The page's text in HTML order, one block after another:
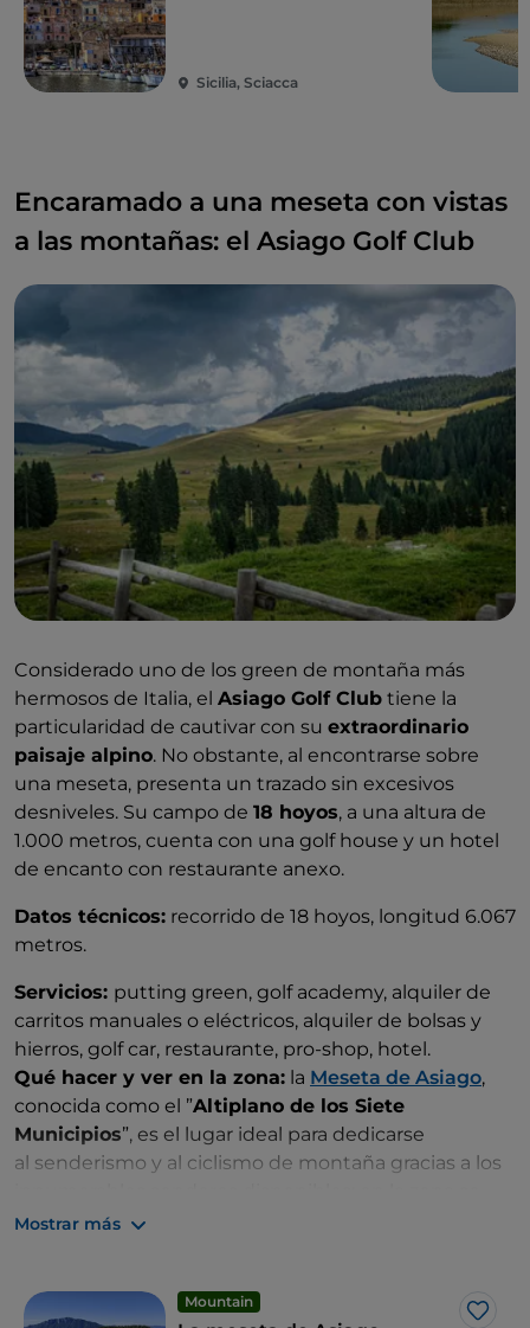
culturales yhermosas playas
(como la de Capo San
Marco), yRibera
, el
yacimiento arqueológico de la
Necrópolis de
Anguillay la bellísima
reserva natural de Orientata
Sicilia, Sciacca
Encaramado a una meseta con vistas
a las montañas: el Asiago Golf Club
Considerado uno de los green de montaña más
hermosos de Italia, el Asiago Golf Club tiene la
particularidad de cautivar con su extraordinario
paisaje alpino. No obstante, al encontrarse sobre
una meseta, presenta un trazado sin excesivos
desniveles. Su campo de 18 hoyos, a una altura de
1.000 metros, cuenta con una golf house y un hotel
de encanto con restaurante anexo.
Datos técnicos: recorrido de 18 hoyos, longitud 6.067
metros.
Servicios: putting green, golf academy, alquiler de
carritos manuales o eléctricos, alquiler de bolsas y
hierros, golf car, restaurante, pro-shop, hotel.
Qué hacer y ver en la zona: la Meseta de Asiago,
conocida como el ”Altiplano de los Siete
Municipios”, es el lugar ideal para dedicarse
al senderismo y al ciclismo de montaña gracias a los
encuentra también un interesante
Mostrar más
Mountain
Me